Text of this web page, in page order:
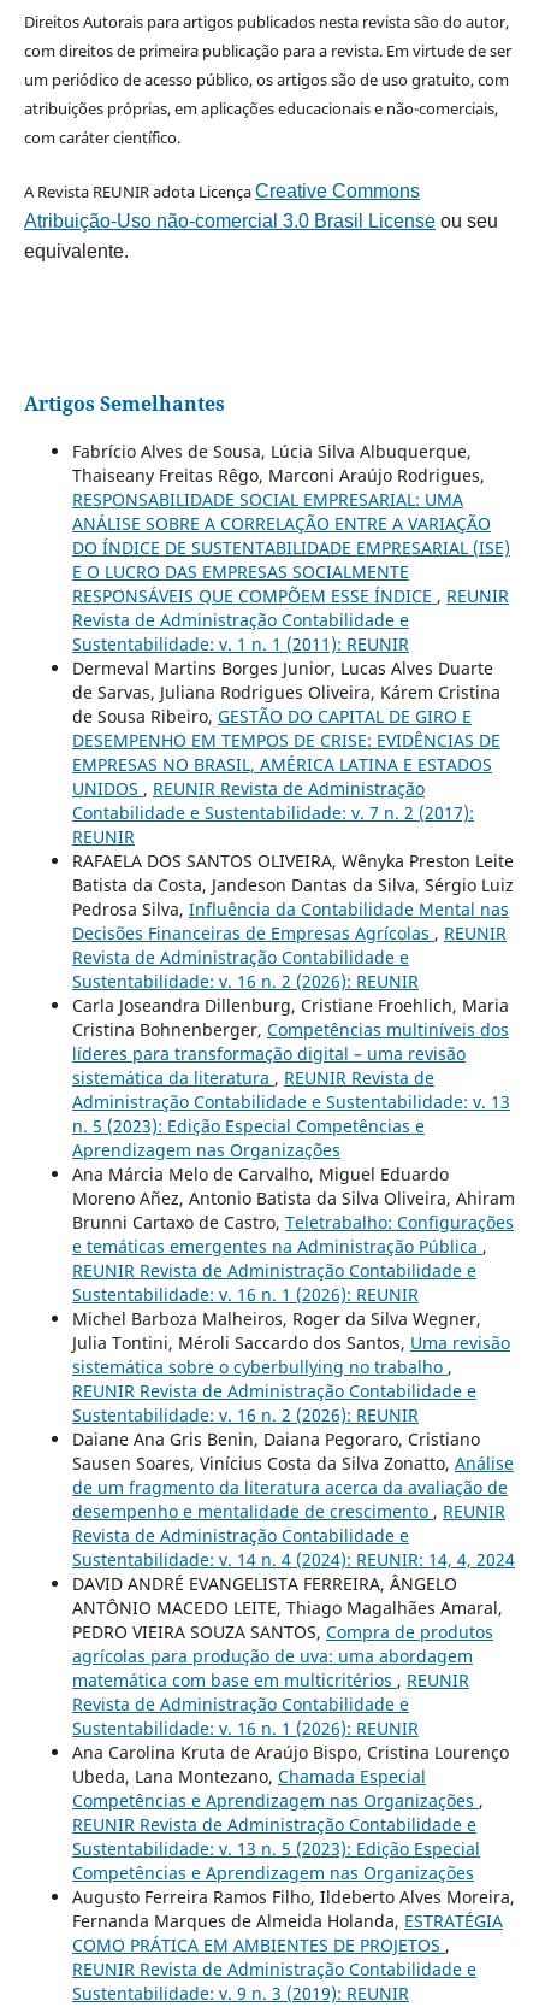
Direitos Autorais para artigos publicados nesta revista são do autor,
com direitos de primeira publicação para a revista. Em virtude de ser
um periódico de acesso público, os artigos são de uso gratuito, com
atribuições próprias, em aplicações educacionais e não-comerciais,
com caráter científico.
A Revista REUNIR adota LicençaCreative Commons
Atribuição-Uso não-comercial 3.0 Brasil Licenseou seu
equivalente.
Artigos Semelhantes
Fabrício Alves de Sousa, Lúcia Silva Albuquerque,
Thaiseany Freitas Rêgo, Marconi Araújo Rodrigues,
RESPONSABILIDADE SOCIAL EMPRESARIAL: UMA
ANÁLISE SOBRE A CORRELAÇÃO ENTRE A VARIAÇÃO
DO ÍNDICE DE SUSTENTABILIDADE EMPRESARIAL (ISE)
E O LUCRO DAS EMPRESAS SOCIALMENTE
RESPONSÁVEIS QUE COMPÕEM ESSE ÍNDICE , REUNIR
Revista de Administração Contabilidade e
Sustentabilidade: v. 1 n. 1 (2011): REUNIR
Dermeval Martins Borges Junior, Lucas Alves Duarte
de Sarvas, Juliana Rodrigues Oliveira, Kárem Cristina
de Sousa Ribeiro, GESTÃO DO CAPITAL DE GIRO E
DESEMPENHO EM TEMPOS DE CRISE: EVIDÊNCIAS DE
EMPRESAS NO BRASIL, AMÉRICA LATINA E ESTADOS
UNIDOS , REUNIR Revista de Administração
Contabilidade e Sustentabilidade: v. 7 n. 2 (2017):
REUNIR
RAFAELA DOS SANTOS OLIVEIRA, Wênyka Preston Leite
Batista da Costa, Jandeson Dantas da Silva, Sérgio Luiz
Pedrosa Silva, Influência da Contabilidade Mental nas
Decisões Financeiras de Empresas Agrícolas , REUNIR
Revista de Administração Contabilidade e
Sustentabilidade: v. 16 n. 2 (2026): REUNIR
Carla Joseandra Dillenburg, Cristiane Froehlich, Maria
Cristina Bohnenberger, Competências multiníveis dos
líderes para transformação digital – uma revisão
sistemática da literatura , REUNIR Revista de
Administração Contabilidade e Sustentabilidade: v. 13
n. 5 (2023): Edição Especial Competências e
Aprendizagem nas Organizações
Ana Márcia Melo de Carvalho, Miguel Eduardo
Moreno Añez, Antonio Batista da Silva Oliveira, Ahiram
Brunni Cartaxo de Castro, Teletrabalho: Configurações
e temáticas emergentes na Administração Pública ,
REUNIR Revista de Administração Contabilidade e
Sustentabilidade: v. 16 n. 1 (2026): REUNIR
Michel Barboza Malheiros, Roger da Silva Wegner,
Julia Tontini, Méroli Saccardo dos Santos, Uma revisão
sistemática sobre o cyberbullying no trabalho ,
REUNIR Revista de Administração Contabilidade e
Sustentabilidade: v. 16 n. 2 (2026): REUNIR
Daiane Ana Gris Benin, Daiana Pegoraro, Cristiano
Sausen Soares, Vinícius Costa da Silva Zonatto, Análise
de um fragmento da literatura acerca da avaliação de
desempenho e mentalidade de crescimento , REUNIR
Revista de Administração Contabilidade e
Sustentabilidade: v. 14 n. 4 (2024): REUNIR: 14, 4, 2024
DAVID ANDRÉ EVANGELISTA FERREIRA, ÂNGELO
ANTÔNIO MACEDO LEITE, Thiago Magalhães Amaral,
PEDRO VIEIRA SOUZA SANTOS, Compra de produtos
agrícolas para produção de uva: uma abordagem
matemática com base em multicritérios , REUNIR
Revista de Administração Contabilidade e
Sustentabilidade: v. 16 n. 1 (2026): REUNIR
Ana Carolina Kruta de Araújo Bispo, Cristina Lourenço
Ubeda, Lana Montezano, Chamada Especial
Competências e Aprendizagem nas Organizações ,
REUNIR Revista de Administração Contabilidade e
Sustentabilidade: v. 13 n. 5 (2023): Edição Especial
Competências e Aprendizagem nas Organizações
Augusto Ferreira Ramos Filho, Ildeberto Alves Moreira,
Fernanda Marques de Almeida Holanda, ESTRATÉGIA
COMO PRÁTICA EM AMBIENTES DE PROJETOS ,
REUNIR Revista de Administração Contabilidade e
Sustentabilidade: v. 9 n. 3 (2019): REUNIR